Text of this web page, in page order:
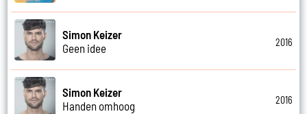
Simon Keizer
Geen idee
2016
Simon Keizer
Handen omhoog
2016